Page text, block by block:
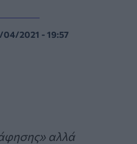
04/2021 - 19:57
αλλά